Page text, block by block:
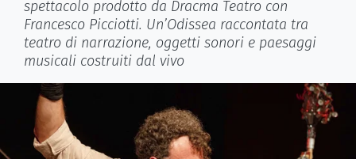
spettacolo prodotto da Dracma Teatro con
Francesco Picciotti. Un’Odissea raccontata tra
teatro di narrazione, oggetti sonori e paesaggi
musicali costruiti dal vivo